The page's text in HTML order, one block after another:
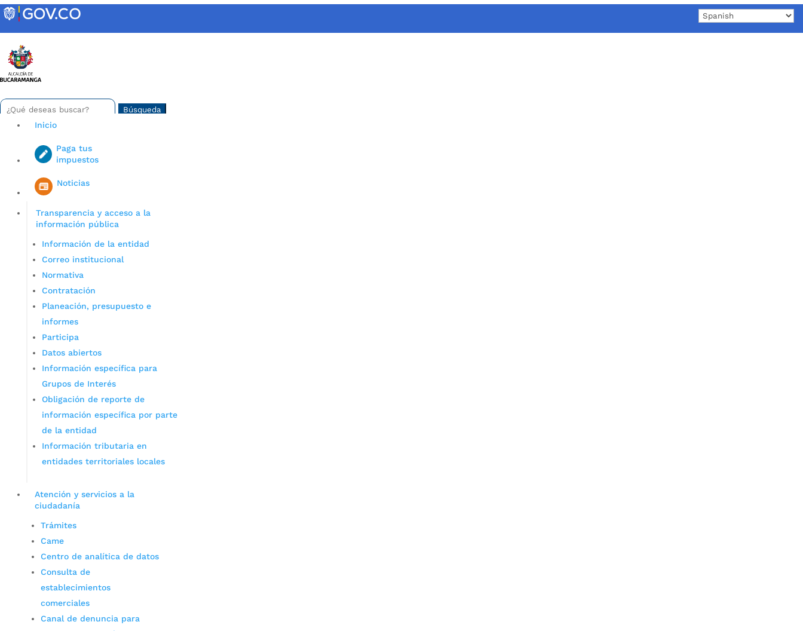
Skip
to
Buscar:
Search
for...
Iniciar sesión en gov co
Inicio
Paga tus
impuestos
Noticias
Transparencia y acceso a la
información pública
Información de la entidad
Correo institucional
Normativa
Contratación
Planeación, presupuesto e
informes
Participa
Datos abiertos
Información específica para
Grupos de Interés
Obligación de reporte de
información específica por parte
de la entidad
Información tributaria en
entidades territoriales locales
Atención y servicios a la
ciudadanía
Trámites
Came
Centro de analítica de datos
Consulta de
establecimientos
comerciales
Canal de denuncia para